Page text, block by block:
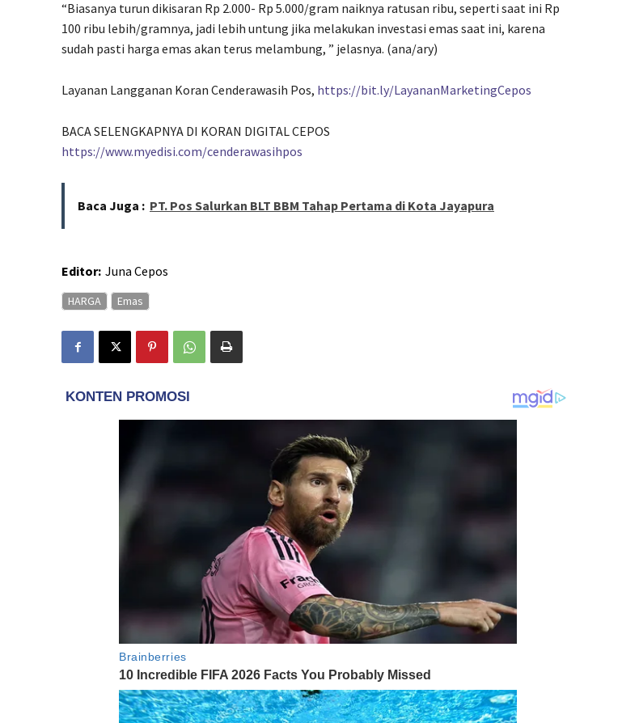
“Biasanya turun dikisaran Rp 2.000- Rp 5.000/gram naiknya ratusan ribu, seperti saat ini Rp
100 ribu lebih/gramnya, jadi lebih untung jika melakukan investasi emas saat ini, karena
sudah pasti harga emas akan terus melambung, ” jelasnya. (ana/ary)
Layanan Langganan Koran Cenderawasih Pos, https://bit.ly/LayananMarketingCepos
BACA SELENGKAPNYA DI KORAN DIGITAL CEPOS
https://www.myedisi.com/cenderawasihpos
Baca Juga : PT. Pos Salurkan BLT BBM Tahap Pertama di Kota Jayapura
Editor: Juna Cepos
HARGA Emas